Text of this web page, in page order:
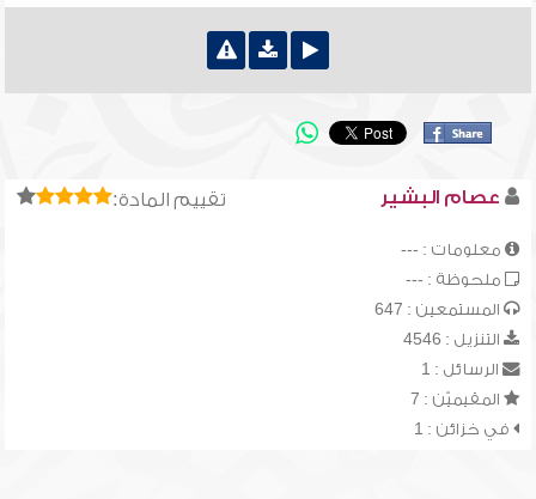
تقييم المادة: عصام البشير
معلومات : ---
ملحوظة : ---
المستمعين : 647
التنزيل : 4546
الرسائل : 1
المقيميّن : 7
في خزائن : 1